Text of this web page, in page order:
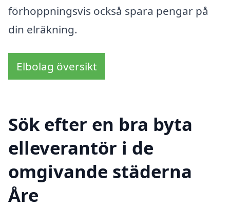
förhoppningsvis också spara pengar på
din elräkning.
Elbolag översikt
Sök efter en bra byta
elleverantör i de
omgivande städerna
Åre